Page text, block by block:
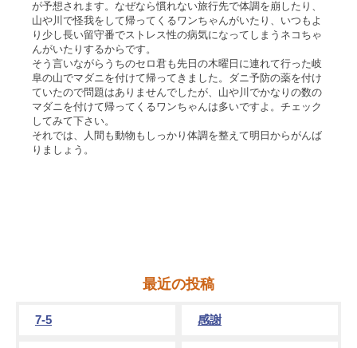
が予想されます。なぜなら慣れない旅行先で体調を崩したり、
山や川で怪我をして帰ってくるワンちゃんがいたり、いつもよ
り少し長い留守番でストレス性の病気になってしまうネコちゃ
んがいたりするからです。
そう言いながらうちのセロ君も先日の木曜日に連れて行った岐
阜の山でマダニを付けて帰ってきました。ダニ予防の薬を付け
ていたので問題はありませんでしたが、山や川でかなりの数の
マダニを付けて帰ってくるワンちゃんは多いですよ。チェック
してみて下さい。
それでは、人間も動物もしっかり体調を整えて明日からがんば
りましょう。
最近の投稿
7-5 感謝